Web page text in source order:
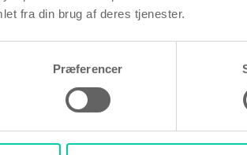
fra din brug af deres tjenester.
Præferencer
producerer æggestokken
at gøre livmoderslimhinden
til livmoderen og